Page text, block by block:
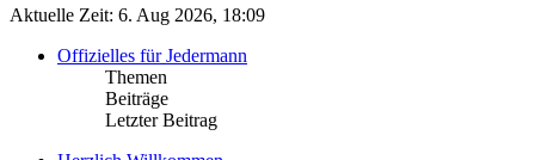
Aktuelle Zeit: 6. Aug 2026, 18:09
Offizielles für Jedermann
Themen
Beiträge
Letzter Beitrag